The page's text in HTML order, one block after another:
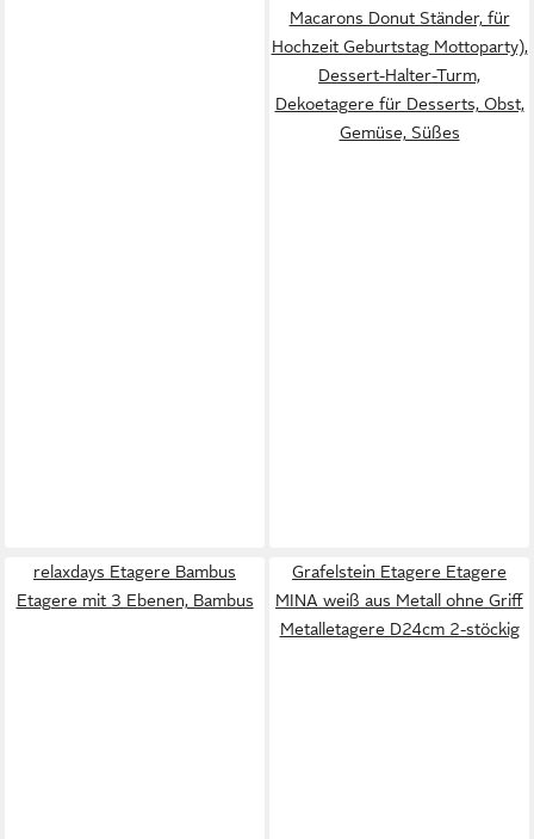
Macarons Donut Ständer, für
Hochzeit Geburtstag Mottoparty),
Dessert-Halter-Turm,
Dekoetagere für Desserts, Obst,
Gemüse, Süßes
relaxdays Etagere Bambus
Etagere mit 3 Ebenen, Bambus
Grafelstein Etagere Etagere
MINA weiß aus Metall ohne Griff
Metalletagere D24cm 2-stöckig